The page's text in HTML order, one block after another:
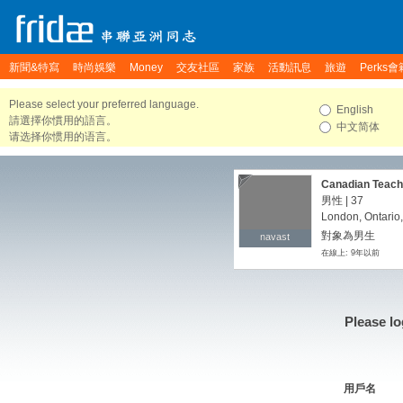
新聞&特寫 時尚娛樂 Money 交友社區 家族 活動訊息 旅遊 Perks會
Please select your preferred language.
請選擇你慣用的語言。
请选择你惯用的语言。
English
中文简体
navast
navast
Canadian
男性 | 37
London,
對象為男生
在線上: 9年以前
Please
用戶名